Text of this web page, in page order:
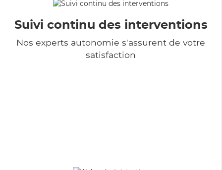
Suivi continu des interventions
Nos experts autonomie s'assurent de votre
satisfaction